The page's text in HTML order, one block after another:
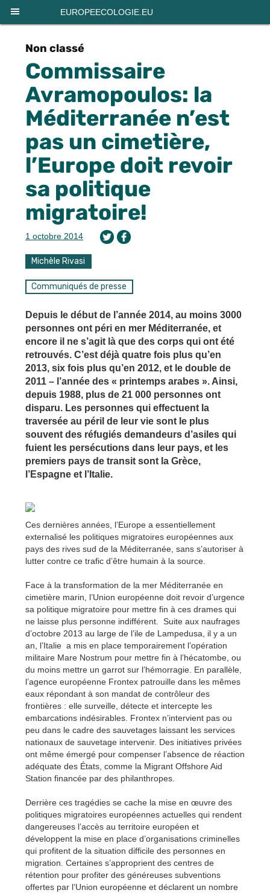
EUROPEECOLOGIE.EU
Non classé
Commissaire
Avramopoulos: la
Méditerranée n’est
pas un cimetière,
l’Europe doit revoir
sa politique
migratoire!
1 octobre 2014
Michèle Rivasi
Communiqués de presse
Depuis le début de l’année 2014, au moins 3000
personnes ont péri en mer Méditerranée, et
encore il ne s’agit là que des corps qui ont été
retrouvés. C’est déjà quatre fois plus qu’en
2013, six fois plus qu’en 2012, et le double de
2011 – l’année des « printemps arabes ». Ainsi,
depuis 1988, plus de 21 000 personnes ont
disparu. Les personnes qui effectuent la
traversée au péril de leur vie sont le plus
souvent des réfugiés demandeurs d’asiles qui
fuient les persécutions dans leur pays, et les
premiers pays de transit sont la Grèce,
l’Espagne et l’Italie.
Ces dernières années, l’Europe a essentiellement
externalisé les politiques migratoires européennes aux
pays des rives sud de la Méditerranée, sans s’autoriser à
lutter contre ce trafic d’être humain à la source.
Face à la transformation de la mer Méditerranée en
cimetière marin, l’Union européenne doit revoir d’urgence
sa politique migratoire pour mettre fin à ces drames qui
ne laisse plus personne indifférent. Suite aux naufrages
d’octobre 2013 au large de l’ile de Lampedusa, il y a un
an, l’Italie a mis en place temporairement l’opération
militaire Mare Nostrum pour mettre fin à l’hécatombe, ou
du moins mettre un garrot sur l’hémorragie. En parallèle,
l’agence européenne Frontex patrouille dans les mêmes
eaux répondant à son mandat de contrôleur des
frontières : elle surveille, détecte et intercepte les
embarcations indésirables. Frontex n’intervient pas ou
peu dans le cadre des sauvetages laissant les services
nationaux de sauvetage intervenir. Des initiatives privées
ont même émergé pour compenser l’absence de réaction
adéquate des États, comme la Migrant Offshore Aid
Station financée par des philanthropes.
Derrière ces tragédies se cache la mise en œuvre des
politiques migratoires européennes actuelles qui rendent
dangereuses l’accès au territoire européen et
développent la mise en place d’organisations criminelles
qui profitent de la situation difficile des personnes en
migration. Certaines s’approprient des centres de
rétention pour profiter des généreuses subventions
offertes par l’Union européenne et déclarent un nombre